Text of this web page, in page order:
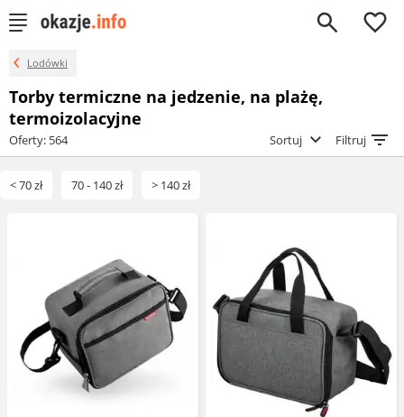
0
Lodówki
Torby termiczne na jedzenie, na plażę,
termoizolacyjne
Oferty: 564 Sortuj Filtruj
< 70 zł 70 - 140 zł > 140 zł